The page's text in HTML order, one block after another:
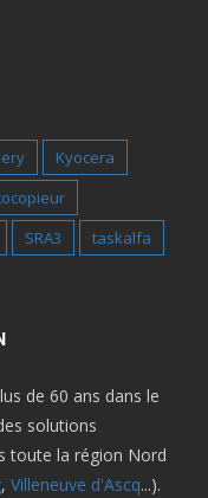
Kyocera
SRA3
taskalfa
de 60 ans dans le
solutions
toute la région Nord
, Villeneuve d'Ascq...).